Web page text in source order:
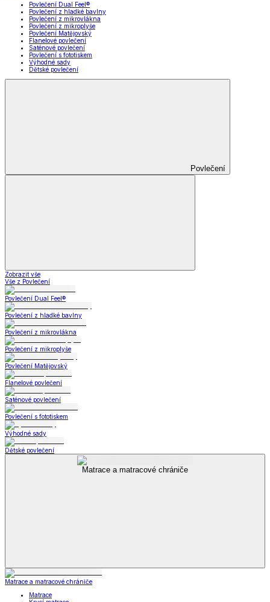
Povlečení Dual Feel®
Povlečení z hladké bavlny
Povlečení z mikrovlákna
Povlečení z mikroplyše
Povlečení Matějovský
Flanelové povlečení
Saténové povlečení
Povlečení s fototiskem
Výhodné sady
Dětské povlečení
Povlečení
Zobrazit vše
Vše z Povlečení
Povlečení Dual Feel®
Povlečení z hladké bavlny
Povlečení z mikrovlákna
Povlečení z mikroplyše
Povlečení Matějovský
Flanelové povlečení
Saténové povlečení
Povlečení s fototiskem
Výhodné sady
Dětské povlečení
Matrace a matracové chrániče
Matrace a matracové chrániče
Matrace